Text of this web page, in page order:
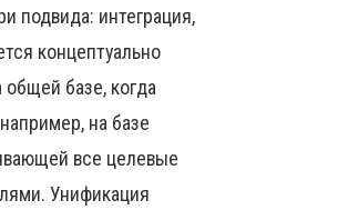
подвида: интеграция,
концептуально
базе, когда
на базе
все целевые
Унификация